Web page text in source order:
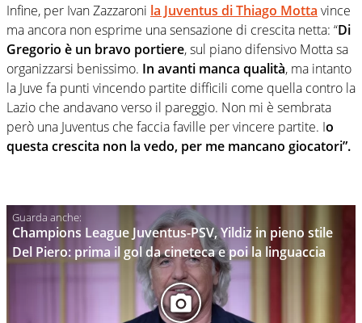
Infine, per Ivan Zazzaroni la Juventus di Thiago Motta vince
ma ancora non esprime una sensazione di crescita netta: “Di
Gregorio è un bravo portiere, sul piano difensivo Motta sa
organizzarsi benissimo. In avanti manca qualità, ma intanto
la Juve fa punti vincendo partite difficili come quella contro la
Lazio che andavano verso il pareggio. Non mi è sembrata
però una Juventus che faccia faville per vincere partite. Io
questa crescita non la vedo, per me mancano giocatori”.
Champions League Juventus-PSV, Yildiz in pieno stile
Del Piero: prima il gol da cineteca e poi la linguaccia